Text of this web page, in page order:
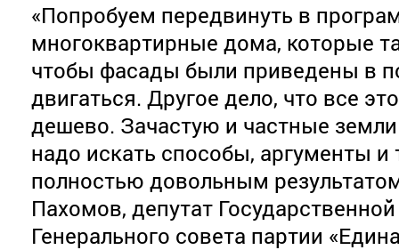
«Попробуем передвинуть в
многоквартирные дома, которые
чтобы фасады были приведены в
двигаться. Другое дело, что все
дешево. Зачастую и частные
надо искать способы, аргументы
полностью довольным
Пахомов, депутат
Генерального совета партии